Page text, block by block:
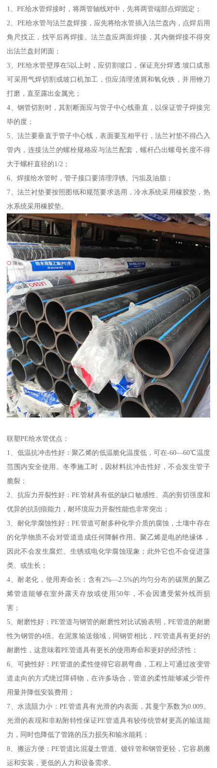
1、PE给水管焊接时，将两管轴线对中，先将两管端部点焊固定；
2、PE给水管与法兰盘焊接，应先将给水管插入法兰盘内，点焊后用
角尺找正，找平后再焊接。法兰盘应两面焊接，其内侧焊接不得突
出法兰盘封闭面；
3、PE给水管壁厚在5以上时，应切割坡口，保证充分焊透.坡口成形
可采用气焊切割或坡口机加工，但应清理渣屑和氧化铁，并用锉刀
打磨，直至露出金属光；
4、钢管切割时，其割断面应与管子中心线垂直，以保证管子焊接完
毕的度；
5、法兰要垂直于管子中心线，表面要互相平行，法兰衬垫不得凸入
管内，连接法兰的螺栓规格应与法兰配套，螺杆凸出螺母长度不得
大于螺杆直径的1/2；
6、焊接给水管时，管子接口要清理浮锈、污垢及油脂；
7、法兰衬垫要按照图纸和规范要求选用，冷水系统采用橡胶垫，热
水系统采用橡胶垫。
联塑PE给水管优点：
1、低温抗冲击性好：聚乙烯的低温脆化温度低，可在-60—60℃温度
范围内安全使用。冬季施工时，因材料抗冲击性好，不会发生管子
脆裂；
2、抗应力开裂性好：PE管材具有低的缺口敏感性、高的剪切强度和
优异的抗刮痕能力，耐环境应力开裂性能也非常突出；
3、耐化学腐蚀性好：PE管道可耐多种化学介质的腐蚀，土壤中存在
的化学物质不会对管道造成任何降解作用。聚乙烯是电的绝缘体，
因此不会发生腐烂、生锈或电化学腐蚀现象；此外它也不会促进藻
类、或生长；
4、耐老化，使用寿命长：含有2%—2.5%的均匀分布的碳黑的聚乙
烯管道能够在室外露天存放或使用50年，不会因遭受紫外线而损
害；
5、耐磨性好：PE管道与钢管的耐磨性对比试验表明，PE管道的耐磨
性为钢管的4倍。在泥浆输送领域，同钢管相比，PE管道具有更好的
耐磨性，这意味着PE管道具有更长的使用寿命和更好的经济性；
6、可挠性好：PE管道的柔性使得它容易弯曲，工程上可通过改变管
道走向的方式绕过障碍物，在许多场合，管道的柔性能够减少管件
用量并降低安装费用；
7、水流阻力小：PE管道具有光滑的内表面，其曼宁系数为0.009。
光滑的表现和非粘附特性保证PE管道具有较传统管材更高的输送能
力，同时也降低了管路的压力损失和输水能耗；
8、搬运方便：PE管道比混凝土管道、镀锌管和钢管更轻，它容易搬
运和安装，更低的人力和设备需求。